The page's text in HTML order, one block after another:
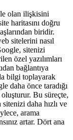
olan ilişkisini
haritasını doğru
biridir.
sitelerini nasıl
sitenizi
özel yazılımları
bağlantıya
bilgi toplayarak
daha önce taradığı
Bu süreçte,
daha hızlı ve
arama
artar. Dört ana